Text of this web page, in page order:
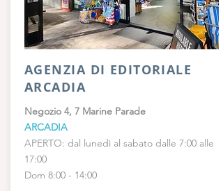
AGENZIA DI EDITORIALE
ARCADIA
Negozio 4, 7 Marine Parade
ARCADIA
APERTO: dal lunedì al sabato dalle 7:00 alle
17:00
Dom 8:00 - 14:00